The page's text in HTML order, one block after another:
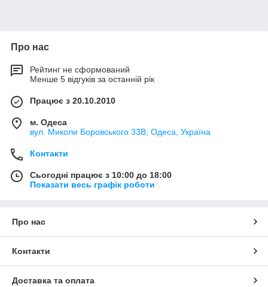
Про нас
Рейтинг не сформований
Менше 5 відгуків за останній рік
Працює з 20.10.2010
м. Одеса
вул. Миколи Боровського 33В, Одеса, Україна
Контакти
Сьогодні працює з 10:00 до 18:00
Показати весь графік роботи
Про нас
Контакти
Доставка та оплата